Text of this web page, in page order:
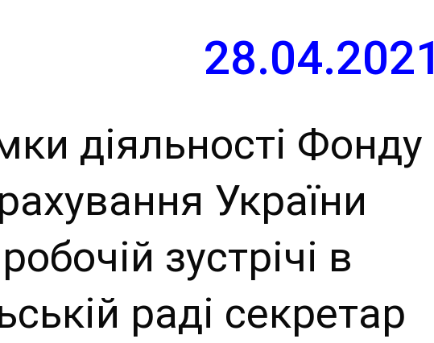
28.04.2021
діяльності Фонду
України
зустрічі в
раді секретар